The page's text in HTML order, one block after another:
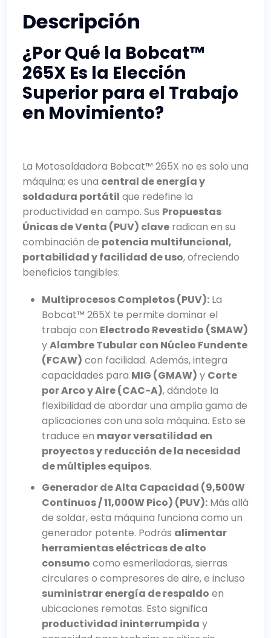
Descripción
¿Por Qué la Bobcat™
265X Es la Elección
Superior para el Trabajo
en Movimiento?
La Motosoldadora Bobcat™ 265X no es solo una
máquina; es una central de energía y
soldadura portátil que redefine la
productividad en campo. Sus Propuestas
Únicas de Venta (PUV) clave radican en su
combinación de potencia multifuncional,
portabilidad y facilidad de uso, ofreciendo
beneficios tangibles:
Multiprocesos Completos (PUV): La
Bobcat™ 265X te permite dominar el
trabajo con Electrodo Revestido (SMAW)
yAlambre Tubular con Núcleo Fundente
(FCAW) con facilidad. Además, integra
capacidades para MIG (GMAW) y Corte
por Arco y Aire (CAC-A), dándote la
flexibilidad de abordar una amplia gama de
aplicaciones con una sola máquina. Esto se
traduce en mayor versatilidad en
proyectos y reducción de la necesidad
de múltiples equipos.
Generador de Alta Capacidad (9,500W
Continuos / 11,000W Pico) (PUV): Más allá
de soldar, esta máquina funciona como un
generador potente. Podrás alimentar
herramientas eléctricas de alto
consumo como esmeriladoras, sierras
circulares o compresores de aire, e incluso
suministrar energía de respaldo en
ubicaciones remotas. Esto significa
productividad ininterrumpida y